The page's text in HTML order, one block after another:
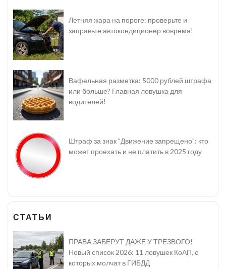
Летняя жара на пороге: проверьте и
заправьте автокондиционер вовремя!
Вафельная разметка: 5000 рублей штрафа
или больше? Главная ловушка для
водителей!
Штраф за знак "Движение запрещено": кто
может проехать и не платить в 2025 году
СТАТЬИ
ПРАВА ЗАБЕРУТ ДАЖЕ У ТРЕЗВОГО!
Новый список 2026: 11 ловушек КоАП, о
которых молчат в ГИБДД